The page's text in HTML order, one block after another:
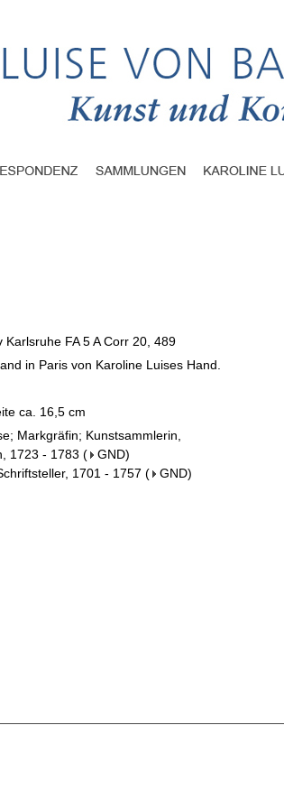
FA 5 A Corr 20, 489
in Paris von Karoline Luises Hand.
ca. 16,5 cm
Markgräfin; Kunstsammlerin,
1723 - 1783 ( GND)
1701 - 1757 ( GND)